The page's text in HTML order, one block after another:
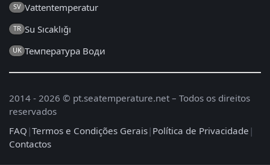
SV Vattentemperatur
TR Su Sıcaklığı
UK Температура Води
2014 - 2026 © pt.seatemperature.net – Todos os direitos
reservados
FAQ |Termos e Condições Gerais| Política de Privacidade |
Contactos